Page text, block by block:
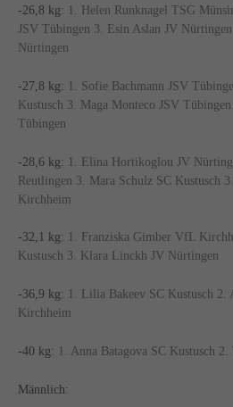
-26,8 kg: 1. Helen Runknagel TSG
JSV Tübingen 3. Esin Aslan JV
Nürtingen
-27,8 kg: 1. Sofie Bachmann JSV
Kustusch 3. Maga Monteco JSV
Tübingen
-28,6 kg: 1. Elina Hortikoglou JV
Reutlingen 3. Mara Schulz SC Kustusch
Kirchheim
-32,1 kg: 1. Franziska Gimber VfL
Kustusch 3. Klara Linckh JV Nürtingen
-36,9 kg: 1. Lilia Bakeev SC Kustusch 2.
Kirchheim
-40 kg: 1. Anna Batagova SC Kustusch
Männlich: